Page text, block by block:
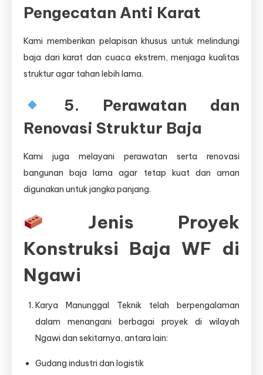
Pengecatan Anti Karat
Kami memberikan pelapisan khusus untuk melindungi
baja dari karat dan cuaca ekstrem, menjaga kualitas
struktur agar tahan lebih lama.
5. Perawatan dan
Renovasi Struktur Baja
Kami juga melayani perawatan serta renovasi
bangunan baja lama agar tetap kuat dan aman
digunakan untuk jangka panjang.
Jenis Proyek
Konstruksi Baja WF di
Ngawi
Karya Manunggal Teknik telah berpengalaman
dalam menangani berbagai proyek di wilayah
Ngawi dan sekitarnya, antara lain:
Gudang industri dan logistik